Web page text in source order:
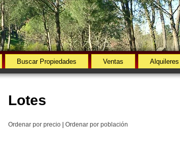
Buscar Propiedades Ventas Alquileres
Lotes
Ordenar por precio Ordenar por población